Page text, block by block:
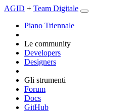
AGID + Team Digitale
Piano Triennale
Le community
Developers
Designers
Gli strumenti
Forum
Docs
GitHub